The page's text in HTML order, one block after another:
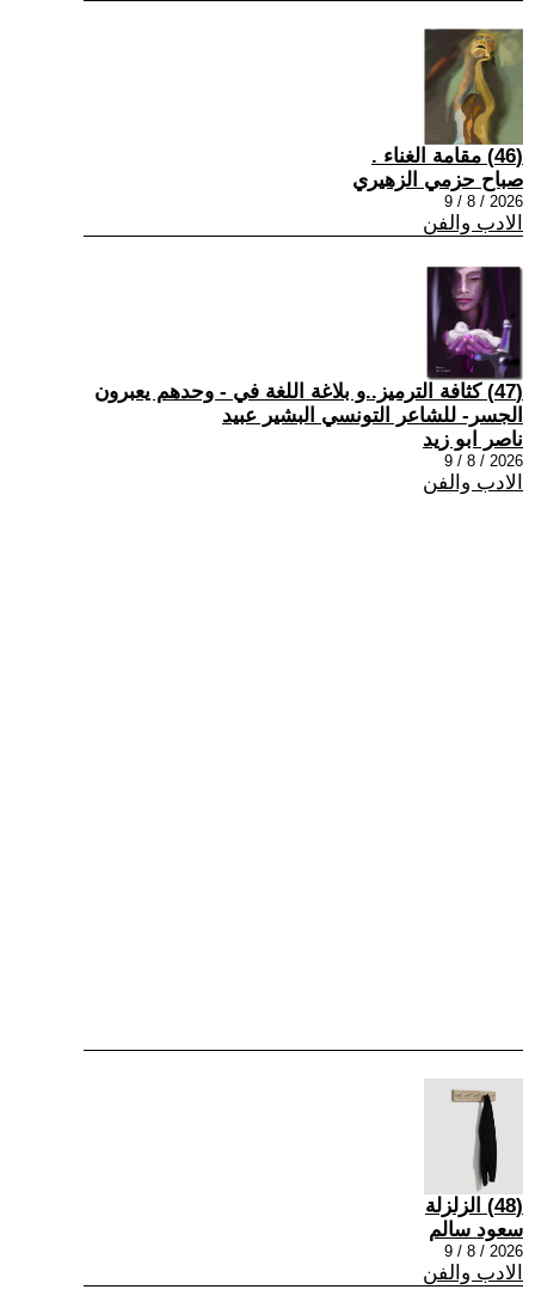
(46) مقامة الغناء .
صباح حزمي الزهيري
2026 / 8 / 9
الادب والفن
(47) كثافة الترميز..و بلاغة اللغة في - وحدهم يعبرون
الجسر- للشاعر التونسي البشير عبيد
ناصر ابو زيد
2026 / 8 / 9
الادب والفن
(48) الزلزلة
سعود سالم
2026 / 8 / 9
الادب والفن